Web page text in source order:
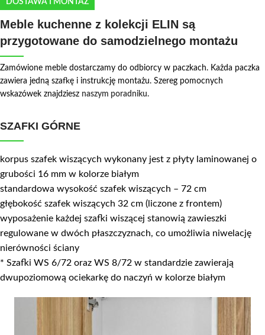
DOSTAWA I MONTAŻ
Meble kuchenne z kolekcji ELIN są
przygotowane do samodzielnego montażu
Zamówione meble dostarczamy do odbiorcy w paczkach. Każda paczka
zawiera jedną szafkę i instrukcję montażu. Szereg pomocnych
wskazówek znajdziesz naszym poradniku.
SZAFKI GÓRNE
korpus szafek wiszących wykonany jest z płyty laminowanej o
grubości 16 mm w kolorze białym
standardowa wysokość szafek wiszących – 72 cm
głębokość szafek wiszących 32 cm (liczone z frontem)
wyposażenie każdej szafki wiszącej stanowią zawieszki
regulowane w dwóch płaszczyznach, co umożliwia niwelację
nierówności ściany
* Szafki WS 6/72 oraz WS 8/72 w standardzie zawierają
dwupoziomową ociekarkę do naczyń w kolorze białym